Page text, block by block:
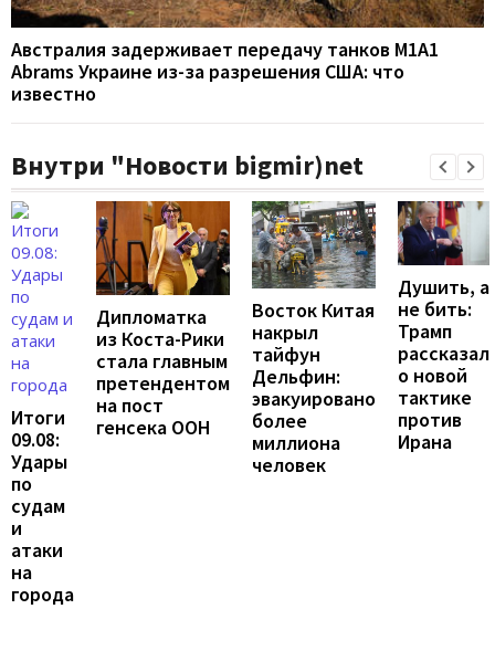
Австралия задерживает передачу танков M1A1
Abrams Украине из-за разрешения США: что
известно
Внутри "Новости bigmir)net
Итоги
09.08:
Удары
по
судам
и
атаки
на
города
Дипломатка
из Коста-Рики
стала главным
претендентом
на пост
генсека ООН
Восток Китая
накрыл
тайфун
Дельфин:
эвакуировано
более
миллиона
человек
Душить, а
не бить:
Трамп
рассказал
о новой
тактике
против
Ирана